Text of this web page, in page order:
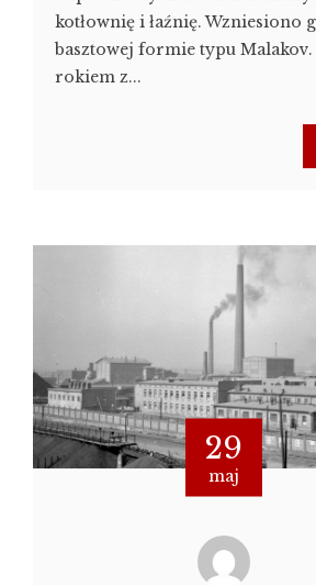
kotłownię i łaźnię. Wzniesiono
basztowej formie typu Malakov.
rokiem z...
29
maj